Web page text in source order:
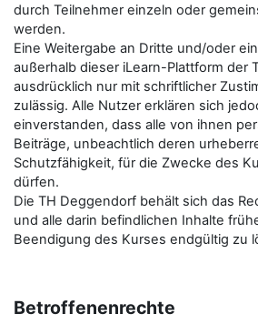
durch Teilnehmer einzeln oder
werden.
Eine Weitergabe an Dritte und/oder
außerhalb dieser iLearn-Plattform der
ausdrücklich nur mit schriftlicher
zulässig. Alle Nutzer erklären sich
einverstanden, dass alle von ihnen
Beiträge, unbeachtlich deren
Schutzfähigkeit, für die Zwecke des
dürfen.
Die TH Deggendorf behält sich das
und alle darin befindlichen Inhalte
Beendigung des Kurses endgültig zu
Betroffenenrechte